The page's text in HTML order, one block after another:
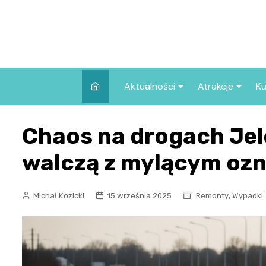
Aktualności
Wszystkie wpisy
Atrakcje
we Wrocławiu
Co warto
Wrocławiu?
Chaos na drogach
walczą z mylącym
Michał Kozicki 15 września 2025 Remonty, Wypadki